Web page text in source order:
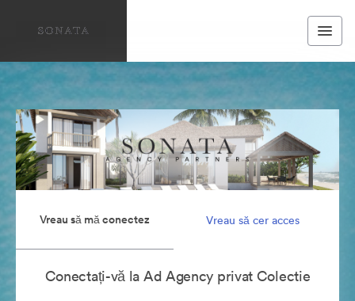
Vreau să mă conectez Vreau să cer acces
Conectați-vă la Ad Agency privat Colectie